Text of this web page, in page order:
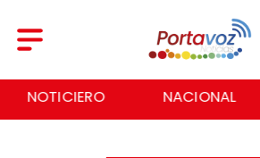
NOTICIERO NACIONAL